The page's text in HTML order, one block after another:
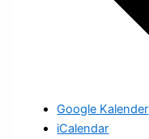
Google Kalender
iCalendar